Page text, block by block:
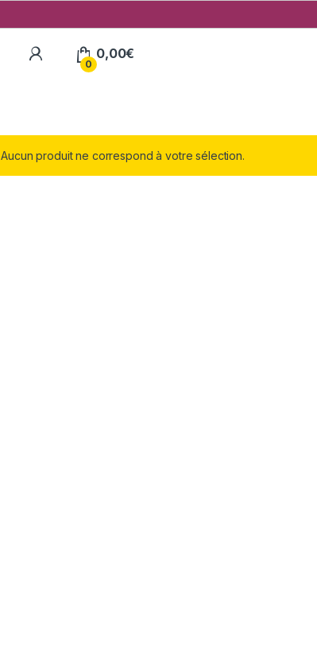
My Account
0
0,00€
Aucun produit ne correspond à votre sélection.